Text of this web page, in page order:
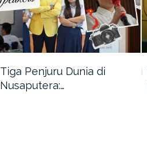
Tiga Penjuru Dunia di
Nusaputera:…